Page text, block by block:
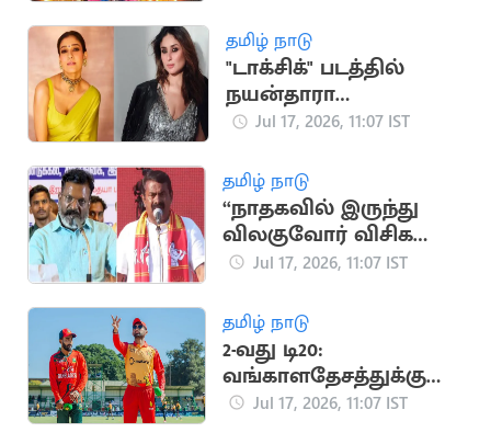
விளக்கம்
தமிழ் நாடு
"டாக்சிக்" படத்தில்
நயன்தாரா
கதாபாத்திரத்தில்
கபூர்
Jul 17, 2026, 11:07 IST
தமிழ் நாடு
“நாதகவில் இருந்து
விலகுவோர் விசிக
வருவதில்லை”..
Jul 17, 2026, 11:07 IST
தமிழ் நாடு
2-வது டி20:
வங்காளதேசத்துக்கு
எதிராக ஜிம்பாப்வே
Jul 17, 2026, 11:07 IST